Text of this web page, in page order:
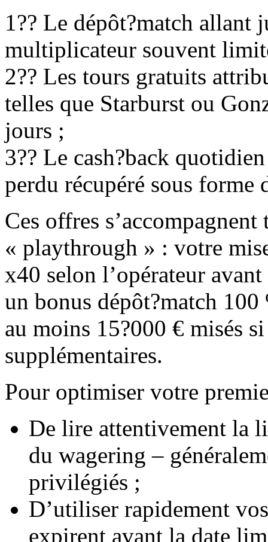
1?? Le dépôt?match allant
multiplicateur souvent
2?? Les tours gratuits
telles que Starburst ou
jours ;
3?? Le cash?back
perdu récupéré sous forme
Ces offres
« playthrough » : votre
x40 selon l’opérateur
un bonus dépôt?match
au moins 15?000 € misés
supplémentaires.
Pour optimiser votre
De lire attentivement la
du wagering –
privilégiés ;
D’utiliser rapidement
expirent avant la date